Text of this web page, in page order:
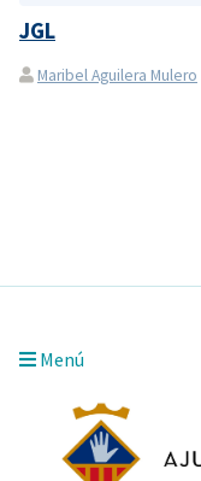
JGL
Maribel Aguilera Mulero
Menú